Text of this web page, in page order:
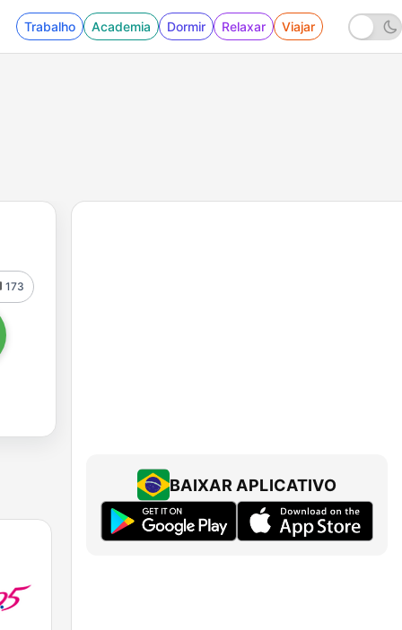
Trabalho Academia Dormir Relaxar Viajar
173
BAIXAR APLICATIVO